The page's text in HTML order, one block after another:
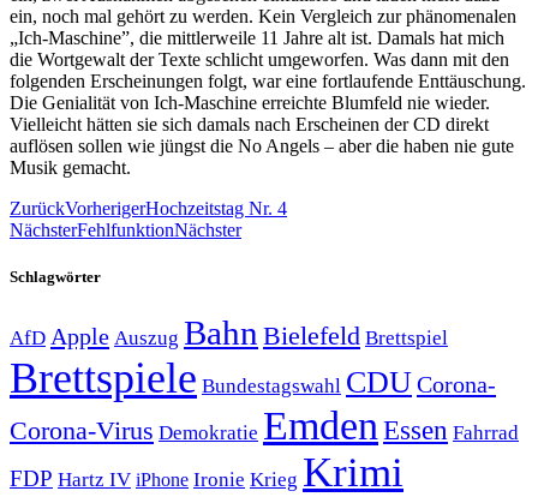
ein, noch mal gehört zu werden. Kein Vergleich zur phänomenalen
„Ich-Maschine”, die mittlerweile 11 Jahre alt ist. Damals hat mich
die Wortgewalt der Texte schlicht umgeworfen. Was dann mit den
folgenden Erscheinungen folgt, war eine fortlaufende Enttäuschung.
Die Genialität von Ich-Maschine erreichte Blumfeld nie wieder.
Vielleicht hätten sie sich damals nach Erscheinen der CD direkt
auflösen sollen wie jüngst die No Angels – aber die haben nie gute
Musik gemacht.
ZurückVorherigerHochzeitstag Nr. 4
NächsterFehlfunktionNächster
Schlagwörter
AfD Apple Auszug Bahn Bielefeld Brettspiel
Brettspiele Bundestagswahl CDUCorona-
Corona-Virus Demokratie Emden Essen Fahrrad
FDP Hartz IV iPhone Ironie Krieg Krimi